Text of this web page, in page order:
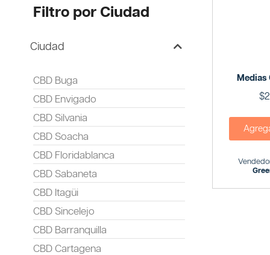
Filtro por Ciudad
Ciudad
CBD Buga
CBD Envigado
CBD Silvania
CBD Soacha
CBD Floridablanca
CBD Sabaneta
CBD Itagüi
CBD Sincelejo
CBD Barranquilla
CBD Cartagena
Medias
$